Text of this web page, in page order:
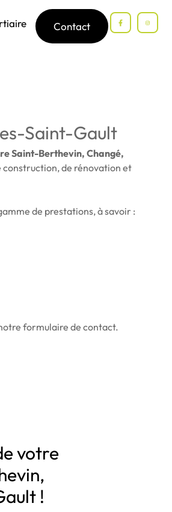
Contact
Saint-Gault
Saint-Berthevin, Changé,
construction, de rénovation et
de prestations, à savoir :
formulaire de contact.
votre
!